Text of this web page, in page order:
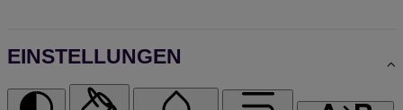
EINSTELLUNGEN